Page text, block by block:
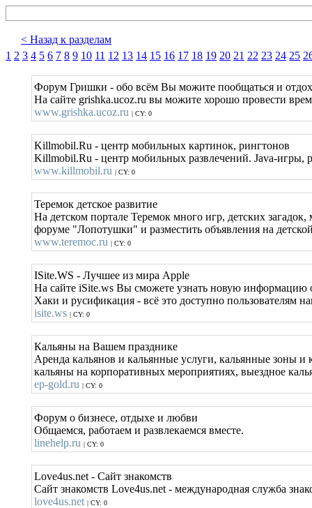
< Назад к разделам
1 2 3 4 5 6 7 8 9 10 11 12 13 14 15 16 17 18 19 20 21 22 23 24 25
Форум Гришки - обо всём Вы можите пообщаться и
На сайте grishka.ucoz.ru вы можите хорошо провести
www.grishka.ucoz.ru | CY: 0
Killmobil.Ru - центр мобильных картинок, рингтонов
Killmobil.Ru - центр мобильных развлечений. Java-игры,
www.killmobil.ru | CY: 0
Теремок детское развитие
На детском портале Теремок много игр, детских
форуме "Лопотушки" и разместить объявления на
www.teremoc.ru | CY: 0
ISite.WS - Лучшее из мира Apple
На сайте iSite.ws Вы сможете узнать новую
Хаки и русификация - всё это доступно пользователям
isite.ws | CY: 0
Кальяны на Вашем празднике
Аренда кальянов и кальянные услуги, кальянные зоны
кальяны на корпоративных мероприятиях, выездное
ep-gold.ru | CY: 0
Форум о бизнесе, отдыхе и любви
Общаемся, работаем и развлекаемся вместе.
linehelp.ru | CY: 0
Love4us.net - Сайт знакомств
Сайт знакомств Love4us.net - международная служба
love4us.net | CY: 0